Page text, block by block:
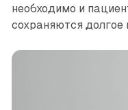
необходимо и
сохраняются